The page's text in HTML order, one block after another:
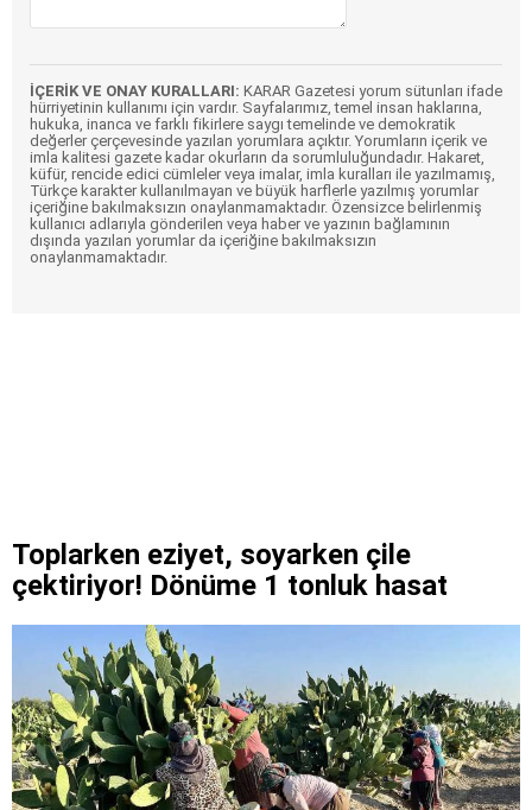
İÇERİK VE ONAY KURALLARI: KARAR Gazetesi yorum sütunları ifade
hürriyetinin kullanımı için vardır. Sayfalarımız, temel insan haklarına,
hukuka, inanca ve farklı fikirlere saygı temelinde ve demokratik
değerler çerçevesinde yazılan yorumlara açıktır. Yorumların içerik ve
imla kalitesi gazete kadar okurların da sorumluluğundadır. Hakaret,
küfür, rencide edici cümleler veya imalar, imla kuralları ile yazılmamış,
Türkçe karakter kullanılmayan ve büyük harflerle yazılmış yorumlar
içeriğine bakılmaksızın onaylanmamaktadır. Özensizce belirlenmiş
kullanıcı adlarıyla gönderilen veya haber ve yazının bağlamının
dışında yazılan yorumlar da içeriğine bakılmaksızın
onaylanmamaktadır.
Toplarken eziyet, soyarken çile
çektiriyor! Dönüme 1 tonluk hasat